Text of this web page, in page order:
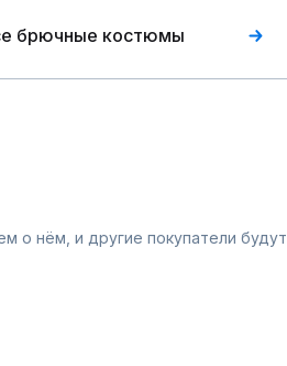
брючные костюмы
о нём, и другие покупатели будут